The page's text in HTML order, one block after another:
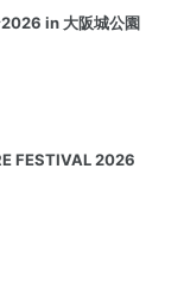
in 大阪城公園
FESTIVAL 2026